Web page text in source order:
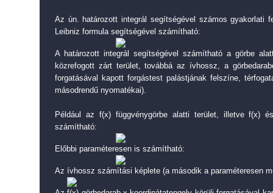
Az ún. határozott integrál segítségével számos gyakorlati
Leibniz formula segítségével számítható:
A határozott integrál segítségével számítható a görbe
közrefogott zárt terület, továbbá az ívhossz, a
forgatásával kapott forgástest palástjának felszíne,
másodrendű nyomatékai).
Például az f(x) függvénygörbe alatti terület, illetve f(x)
számítható:
Előbbi paraméteresen is számítható:
Az ívhossz számítási képlete (a második a paraméteresen